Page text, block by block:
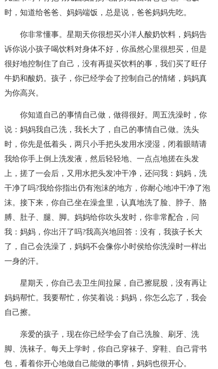
时，知道给爸爸、妈妈端饭，总是说，爸爸妈妈先吃。
你非常懂事。星期天你很想买小洋人酸奶饮料，妈妈告
诉你说小孩子喝饮料对身体不好，你虽然心里很想买，但是
很好地控制住了自己，没有再提买饮料的事，我们买了旺仔
牛奶和酸奶。孩子，你已经学会了控制自己的情绪，妈妈真
为你高兴。
你知道自己的事情自己做，做得很好。周五洗澡时，你
说：妈妈我自己洗，我长大了，自己的事情自己做。洗头
时，你先是低着头，两只小手把头发用水浸湿，闭着眼睛请
我给你手上倒上洗发液，然后轻轻地、一点点地搓在头发
上，搓了一会后，又用水把头发冲干净，还问我：妈妈，洗
干净了吗?我给你指出仍有泡沫的地方，你耐心地冲干净了泡
沫。接下来，你自己坐在澡盒里，认真地洗了脸、脖子、胳
膊、肚子、腿、脚。妈妈给你吹头发时，你非常配合，问
我：妈妈，你出汗了吗?我高兴地回答：没有，我孩子长大
了，自己会洗澡了，妈妈不会像你小时侯给你洗澡时一样出
一身的汗。
星期天，你自己去卫生间拉屎，自己擦屁股，没有再让
妈妈帮忙。我要帮忙，你笑着说：妈妈，你怎么忘了，我会
自己擦。
亲爱的孩子，现在你已经学会了自己洗脸、刷牙、洗
脚、洗袜子。每天上学时，你自己穿袜子、穿鞋、自己背书
包，看着你开心地做自己能做的事情，妈妈也很开心。